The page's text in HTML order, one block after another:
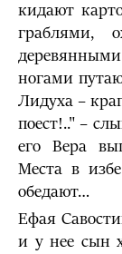
кидают
граблями,
ногами
Лидуха –
поест!.." –
его Вера
Места в
обедают…
Ефая
и у нее сын